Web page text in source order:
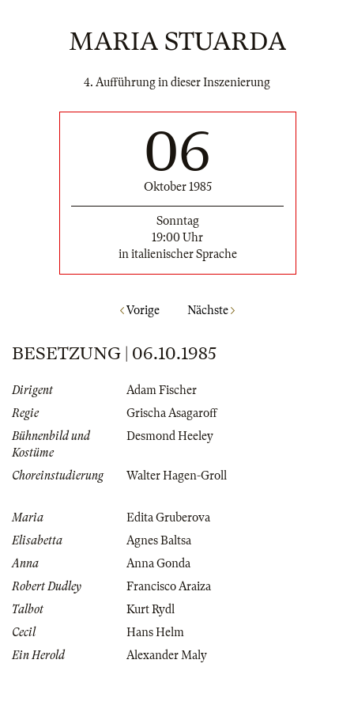
MARIA STUARDA
4. Aufführung in dieser Inszenierung
06
Oktober 1985
Sonntag
19:00 Uhr
in italienischer Sprache
Vorige Nächste
BESETZUNG | 06.10.1985
Dirigent
Adam Fischer
Regie
Grischa Asagaroff
Bühnenbild und
Kostüme
Desmond Heeley
Choreinstudierung Walter Hagen-Groll
Maria
Edita Gruberova
Elisabetta
Agnes Baltsa
Anna
Anna Gonda
Robert Dudley
Francisco Araiza
Talbot
Kurt Rydl
Cecil
Hans Helm
Ein Herold
Alexander Maly